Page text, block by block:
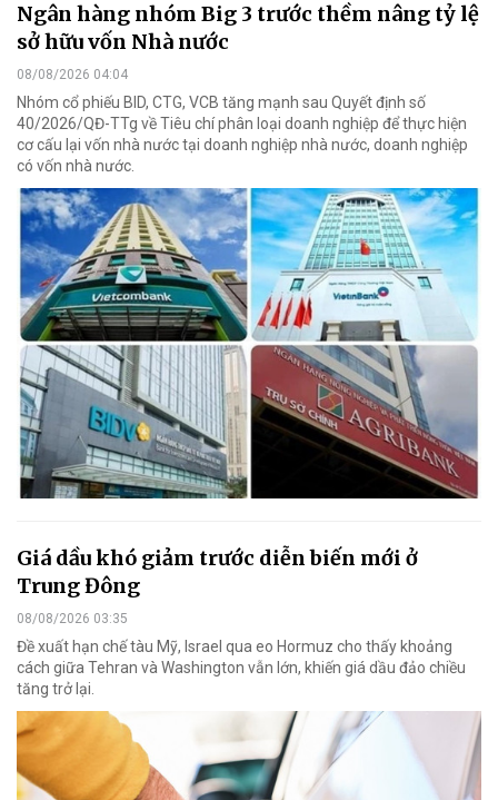
Ngân hàng nhóm Big 3 trước thềm nâng tỷ lệ
sở hữu vốn Nhà nước
08/08/2026 04:04
Nhóm cổ phiếu BID, CTG, VCB tăng mạnh sau Quyết định số
40/2026/QĐ-TTg về Tiêu chí phân loại doanh nghiệp để thực hiện
cơ cấu lại vốn nhà nước tại doanh nghiệp nhà nước, doanh nghiệp
có vốn nhà nước.
Giá dầu khó giảm trước diễn biến mới ở
Trung Đông
08/08/2026 03:35
Đề xuất hạn chế tàu Mỹ, Israel qua eo Hormuz cho thấy khoảng
cách giữa Tehran và Washington vẫn lớn, khiến giá dầu đảo chiều
tăng trở lại.